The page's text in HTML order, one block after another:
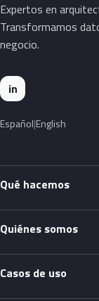
Expertos en
Transformamos
negocio.
in
Español English
Qué hacemos
Quiénes somos
Casos de uso